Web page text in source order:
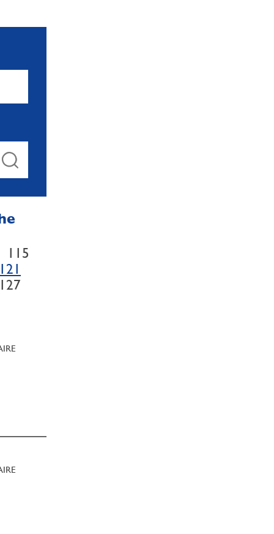
115
121
127